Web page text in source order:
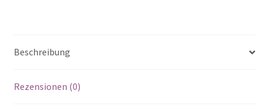
Beschreibung
Rezensionen (0)